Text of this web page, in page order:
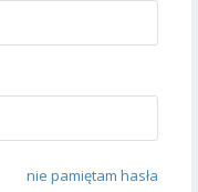
nie pamiętam hasła